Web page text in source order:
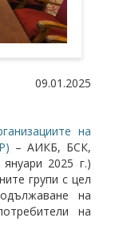
Абонирайте се!
09.01.2025
на
– АИКБ, БСК,
2025 г.)
групи с цел
на
на